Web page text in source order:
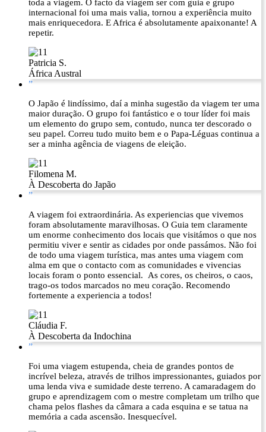
toda a viagem. O facto da viagem ser com guia e grupo
internacional foi uma mais valia, tornou a experiência muito
mais enriquecedora. E Africa é absolutamente apaixonante! A
repetir.
Patricia S.
África Austral
”
O Japão é lindíssimo, daí a minha sugestão da viagem ter uma
maior duração. O grupo foi fantástico e o tour líder foi mais
um elemento do grupo sem, contudo, nunca ter descorado o
seu papel. Correu tudo muito bem e o Papa-Léguas continua a
ser a minha agência de viagens de eleição.
Filomena M.
À Descoberta do Japão
”
A viagem foi extraordinária. As experiencias que vivemos
foram absolutamente maravilhosas. O Guia tem claramente
um enorme conhecimento dos locais que visitámos o que nos
permitiu viver e sentir as cidades por onde passámos. Não foi
de todo uma viagem turística, mas antes uma viagem com
alma em que o contacto com as comunidades e vivencias
locais foram o ponto essencial. As cores, os cheiros, o caos,
trago-os todos marcados no meu coração. Recomendo
fortemente a experiencia a todos!
Cláudia F.
À Descoberta da Indochina
”
Foi uma viagem estupenda, cheia de grandes pontos de
incrível beleza, através de trilhos impressionantes, guiados por
uma lenda viva e sumidade deste terreno. A camaradagem do
grupo e aprendizagem com o mestre completam um trilho que
chama pelos flashes da câmara a cada esquina e se tatua na
memória a cada ascensão. Inesquecível.